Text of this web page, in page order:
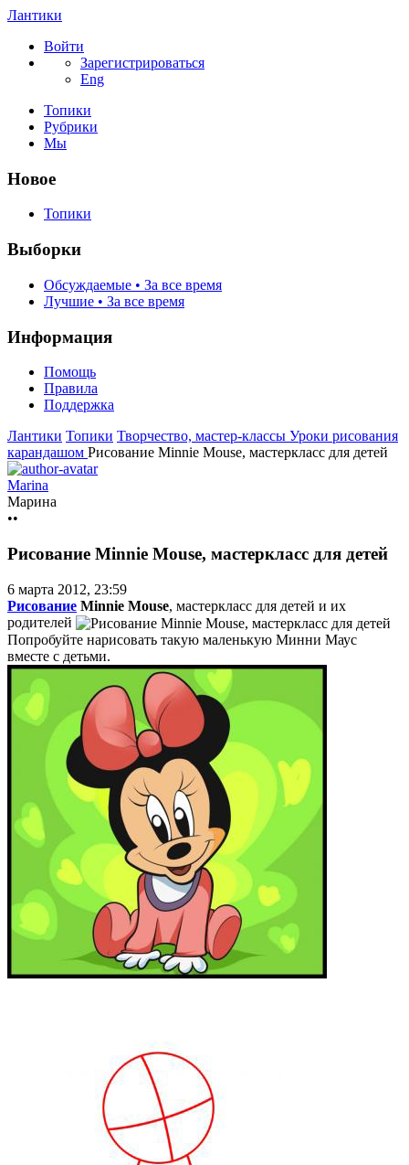
Лантики
Войти
Зарегистрироваться
Eng
Топики
Рубрики
Мы
Новое
Топики
Выборки
Обсуждаемые • За все время
Лучшие • За все время
Информация
Помощь
Правила
Поддержка
Лантики Топики Творчество, мастер-классы Уроки рисования
карандашом Рисование Minnie Mouse, мастеркласс для детей
Marina
Марина
••
Рисование Minnie Mouse, мастеркласс для детей
6 марта 2012, 23:59
Рисование Minnie Mouse, мастеркласс для детей и их
родителей
Попробуйте нарисовать такую маленькую Минни Маус
вместе с детьми.